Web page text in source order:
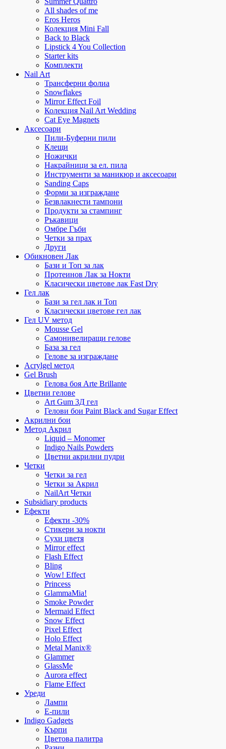
All shades of me
Eros Heros
Колекция Mini Fall
Back to Black
Lipstick 4 You Collection
Starter kits
Комплекти
Nail Art
Трансферни фолиа
Snowflakes
Mirror Effect Foil
Колекция Nail Art Wedding
Cat Eye Magnets
Аксесоари
Пили-Буферни пили
Клещи
Ножички
Накрайници за ел. пила
Инструменти за маникюр и аксесоари
Sanding Caps
Форми за изграждане
Безвлакнести тампони
Продукти за стампинг
Ръкавици
Омбре Гъби
Четки за прах
Други
Обикновен Лак
Бази и Топ за лак
Протеинов Лак за Нокти
Класически цветове лак Fast Dry
Гел лак
Бази за гел лак и Топ
Класически цветове гел лак
Гел UV метод
Mousse Gel
Самонивелиращи гелове
База за гел
Гелове за изграждане
Acrylgel метод
Gel Brush
Гелова боя Arte Brillante
Цветни гелове
Art Gum 3Д гел
Гелови бои Paint Black and Sugar Effect
Акрилни бои
Метод Акрил
Liquid – Monomer
Indigo Nails Powders
Цветни акрилни пудри
Четки
Четки за гел
Четки за Акрил
NailArt Четки
Subsidiary products
Ефекти
Ефекти -30%
Стикери за нокти
Сухи цветя
Mirror effect
Flash Effect
Bling
Wow! Effect
Princess
GlammaMia!
Smoke Powder
Mermaid Effect
Snow Effect
Pixel Effect
Holo Effect
Metal Manix®
Glammer
GlassMe
Aurora effect
Flame Effect
Уреди
Лампи
E-пили
Indigo Gadgets
Кърпи
Цветова палитра